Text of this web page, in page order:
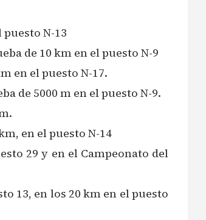
N-13
de 10 km en el puesto N-9
en el puesto N-17.
de 5000 m en el puesto N-9.
en el puesto N-14
29 y en el Campeonato del
13, en los 20 km en el puesto